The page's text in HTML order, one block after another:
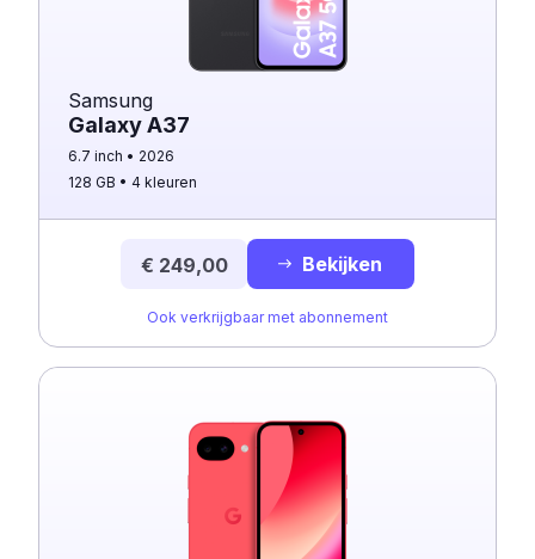
Samsung
Galaxy A37
6.7 inch
2026
128 GB
4 kleuren
€ 249,00 Bekijken
Ook verkrijgbaar met abonnement